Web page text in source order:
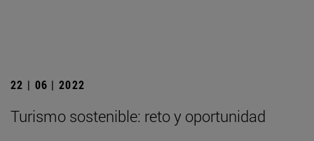
22 | 06 | 2022
Turismo sostenible: reto y oportunidad